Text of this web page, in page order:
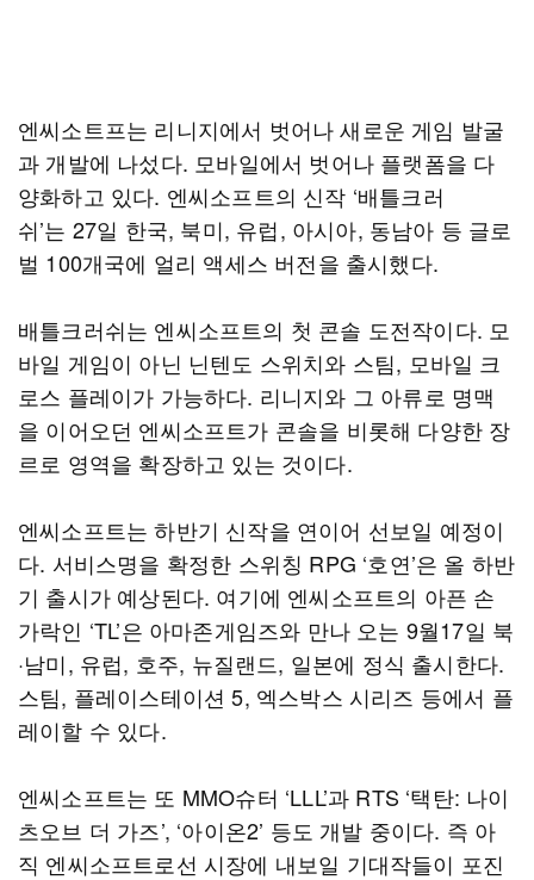
엔씨소트프는 리니지에서 벗어나 새로운 게임 발굴
과 개발에 나섰다. 모바일에서 벗어나 플랫폼을 다
양화하고 있다. 엔씨소프트의 신작 ‘배틀크러
쉬’는 27일 한국, 북미, 유럽, 아시아, 동남아 등 글로
벌 100개국에 얼리 액세스 버전을 출시했다.
배틀크러쉬는 엔씨소프트의 첫 콘솔 도전작이다. 모
바일 게임이 아닌 닌텐도 스위치와 스팀, 모바일 크
로스 플레이가 가능하다. 리니지와 그 아류로 명맥
을 이어오던 엔씨소프트가 콘솔을 비롯해 다양한 장
르로 영역을 확장하고 있는 것이다.
엔씨소프트는 하반기 신작을 연이어 선보일 예정이
다. 서비스명을 확정한 스위칭 RPG ‘호연’은 올 하반
기 출시가 예상된다. 여기에 엔씨소프트의 아픈 손
가락인 ‘TL’은 아마존게임즈와 만나 오는 9월17일 북
·남미, 유럽, 호주, 뉴질랜드, 일본에 정식 출시한다.
스팀, 플레이스테이션 5, 엑스박스 시리즈 등에서 플
레이할 수 있다.
엔씨소프트는 또 MMO슈터 ‘LLL’과 RTS ‘택탄: 나이
츠오브 더 가즈’, ‘아이온2’ 등도 개발 중이다. 즉 아
직 엔씨소프트로선 시장에 내보일 기대작들이 포진